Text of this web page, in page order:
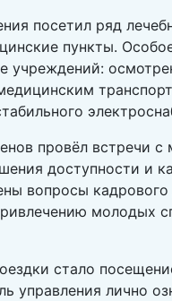
посетил ряд
пункты.
учреждений:
провёл встречи
доступности и
вопросы
молодых
стало
управления лично